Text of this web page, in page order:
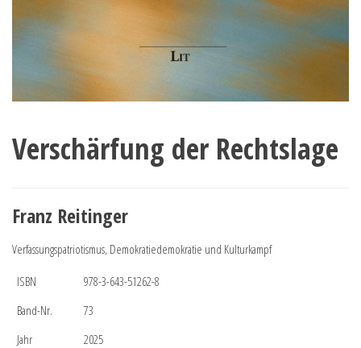
Verschärfung der Rechtslage
Franz Reitinger
Verfassungspatriotismus, Demokratiedemokratie und Kulturkampf
ISBN
978-3-643-51262-8
Band-Nr.
73
Jahr
2025